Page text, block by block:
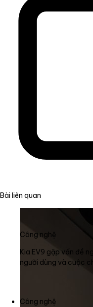
Bài liên quan
Công nghệ
Kia EV9 gặp vấn đề
người dùng và cuộc
Công nghệ